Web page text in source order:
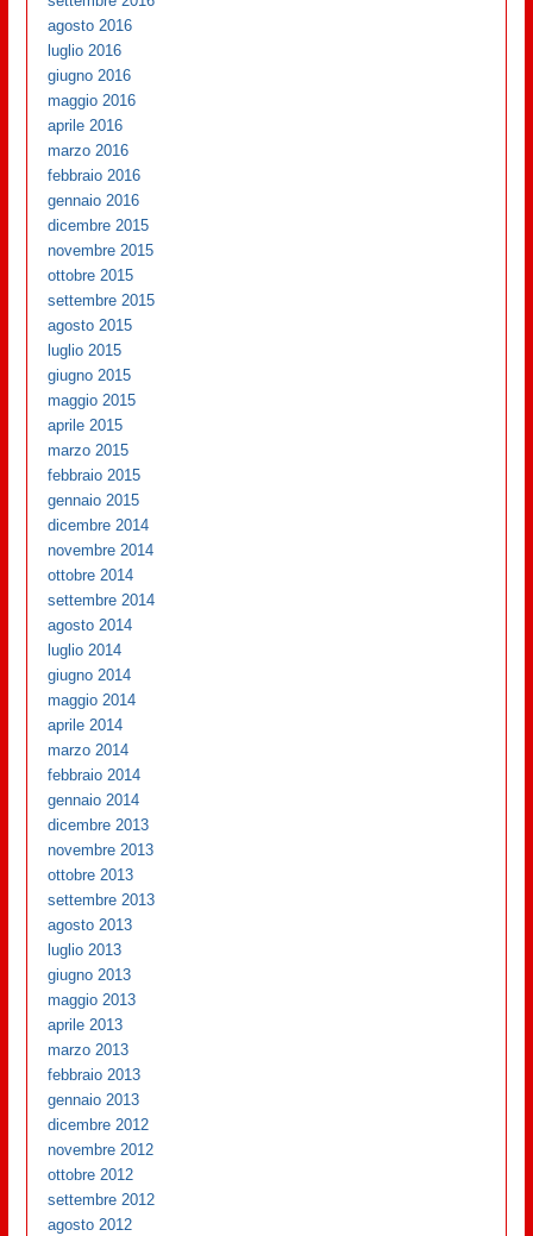
agosto 2016
luglio 2016
giugno 2016
maggio 2016
aprile 2016
marzo 2016
febbraio 2016
gennaio 2016
dicembre 2015
novembre 2015
ottobre 2015
settembre 2015
agosto 2015
luglio 2015
giugno 2015
maggio 2015
aprile 2015
marzo 2015
febbraio 2015
gennaio 2015
dicembre 2014
novembre 2014
ottobre 2014
settembre 2014
agosto 2014
luglio 2014
giugno 2014
maggio 2014
aprile 2014
marzo 2014
febbraio 2014
gennaio 2014
dicembre 2013
novembre 2013
ottobre 2013
settembre 2013
agosto 2013
luglio 2013
giugno 2013
maggio 2013
aprile 2013
marzo 2013
febbraio 2013
gennaio 2013
dicembre 2012
novembre 2012
ottobre 2012
settembre 2012
agosto 2012